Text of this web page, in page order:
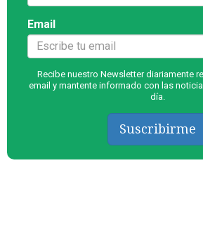
Email
Recibe nuestro Newsletter diariamente
email y mantente informado con las
día.
Suscribirme